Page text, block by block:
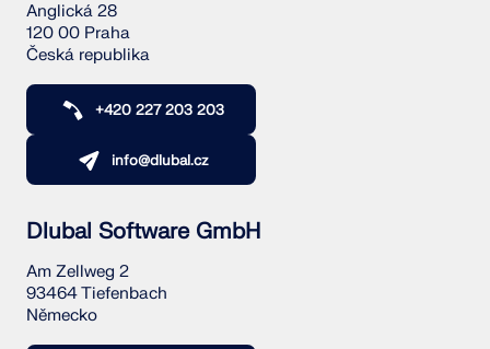
Anglická 28
120 00 Praha
Česká republika
+420 227 203 203
info@dlubal.cz
Dlubal Software GmbH
Am Zellweg 2
93464 Tiefenbach
Německo